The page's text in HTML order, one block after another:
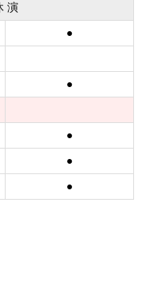
演
●
●
●
●
●